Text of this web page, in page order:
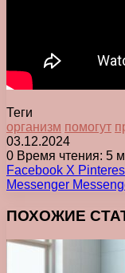
Теги
организм помогут
03.12.2024
0 Время чтения: 5
Facebook X
Messenger
ПОХОЖИЕ